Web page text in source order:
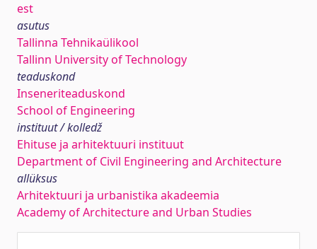
est
asutus
Tallinna Tehnikaülikool
Tallinn University of Technology
teaduskond
Inseneriteaduskond
School of Engineering
instituut / kolledž
Ehituse ja arhitektuuri instituut
Department of Civil Engineering and Architecture
allüksus
Arhitektuuri ja urbanistika akadeemia
Academy of Architecture and Urban Studies